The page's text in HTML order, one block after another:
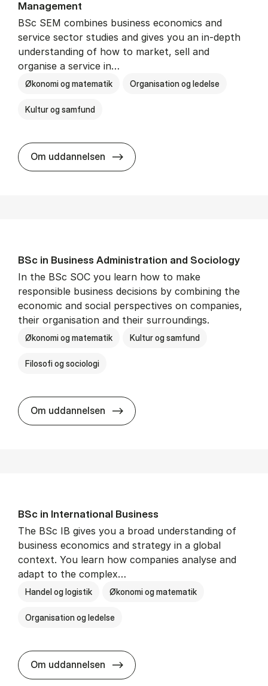
Man­age­ment
BSc SEM combines business economics and
service sector studies and gives you an in-depth
understanding of how to market, sell and
organise a service in…
Økonomi og matematik Organisation og ledelse
Kultur og samfund
Om uddannelsen BSc in Busi­ness Ad­min­is­tra­tion
BSc in Busi­ness Ad­min­is­tra­tion and So­ci­ology
In the BSc SOC you learn how to make
responsible business decisions by combining the
economic and social perspectives on companies,
their organisation and their surroundings.
Økonomi og matematik Kultur og samfund
Filosofi og sociologi
Om uddannelsen BSc in Busi­ness Ad­min­is­tra­tion
BSc in In­ter­na­tion­al Busi­ness
The BSc IB gives you a broad understanding of
business economics and strategy in a global
context. You learn how companies analyse and
adapt to the complex…
Handel og logistik Økonomi og matematik
Organisation og ledelse
Om uddannelsen BSc in In­ter­na­tion­al Busi­ness